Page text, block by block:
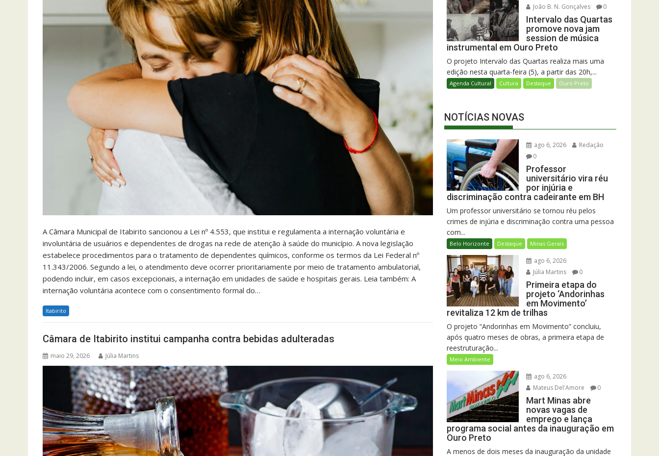
A Câmara Municipal de Itabirito sancionou a Lei nº 4.553, que institui e regulamenta a internação voluntária e
involuntária de usuários e dependentes de drogas na rede de atenção à saúde do município. A nova legislação
estabelece procedimentos para o tratamento de dependentes químicos, conforme os termos da Lei Federal nº
11.343/2006. Segundo a lei, o atendimento deve ocorrer prioritariamente por meio de tratamento ambulatorial,
podendo incluir, em casos excepcionais, a internação em unidades de saúde e hospitais gerais. Leia também: A
internação voluntária acontece com o consentimento formal do…
Itabirito
Câmara de Itabirito institui campanha contra bebidas adulteradas
maio 29, 2026 Júlia Martins
João B. N. Gonçalves
0
Intervalo das Quartas
promove nova jam
session de música
instrumental em Ouro Preto
O projeto Intervalo das Quartas realiza mais uma
edição nesta quarta-feira (5), a partir das 20h,...
Agenda Cultural Cultura Destaque Ouro Preto
NOTÍCIAS NOVAS
ago 6, 2026
Redação
0
Professor
universitário vira réu
por injúria e
discriminação contra cadeirante em BH
Um professor universitário se tornou réu pelos
crimes de injúria e discriminação contra uma pessoa
com...
Belo Horizonte Destaque Minas Gerais
ago 6, 2026
Júlia Martins
0
Primeira etapa do
projeto ‘Andorinhas
em Movimento’
revitaliza 12 km de trilhas
O projeto “Andorinhas em Movimento” concluiu,
após quatro meses de obras, a primeira etapa de
reestruturação...
Meio Ambiente
ago 6, 2026
Mateus Del'Amore
0
Mart Minas abre
novas vagas de
emprego e lança
programa social antes da inauguração em
Ouro Preto
A menos de dois meses da inauguração da unidade